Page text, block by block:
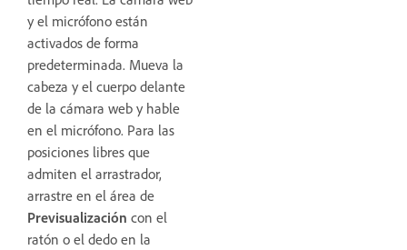
y el micrófono están
activados de forma
predeterminada. Mueva la
cabeza y el cuerpo delante
de la cámara web y hable
en el micrófono. Para las
posiciones libres que
admiten el arrastrador,
arrastre en el área de
Previsualización con el
ratón o el dedo en la